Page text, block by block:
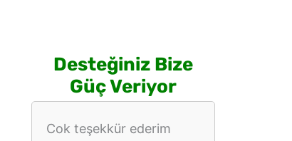
Desteğiniz Bize
Güç Veriyor
Cok teşekkür ederim